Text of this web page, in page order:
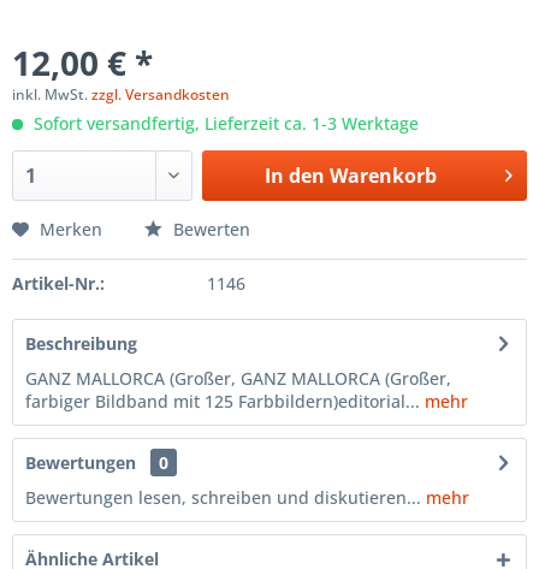
12,00 € *
inkl. MwSt.zzgl. Versandkosten
Sofort versandfertig, Lieferzeit ca. 1-3 Werktage
In den Warenkorb
Merken Bewerten
Artikel-Nr.: 1146
Beschreibung
GANZ MALLORCA (Großer, GANZ MALLORCA (Großer,
farbiger Bildband mit 125 Farbbildern)editorial... mehr
Bewertungen
0
Bewertungen lesen, schreiben und diskutieren... mehr
Ähnliche Artikel